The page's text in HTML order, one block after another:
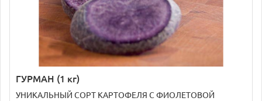
ГУРМАН (1 кг)
УНИКАЛЬНЫЙ СОРТ КАРТОФЕЛЯ С ФИОЛЕТОВОЙ